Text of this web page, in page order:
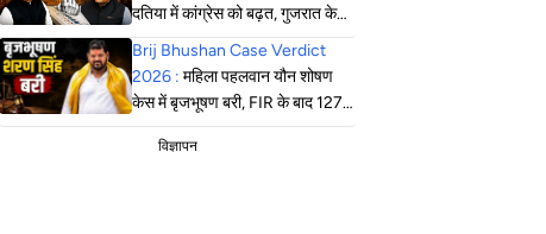
दतिया में कांग्रेस को बढ़त, गुजरात के
मंजलपुर में भाजपा की जीत लगभग तय
Brij Bhushan Case Verdict
2026 : महिला पहलवान यौन शोषण
केस में बृजभूषण बरी, FIR के बाद 127
सुनवाई, कोर्ट ने सुनाया फैसला
विज्ञापन